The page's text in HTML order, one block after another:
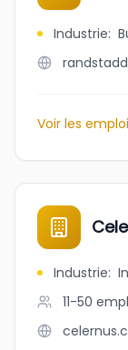
Industrie:
Voir les
Industrie:
11-50